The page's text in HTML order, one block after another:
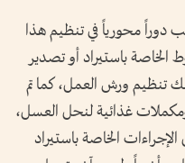
دوراً محورياً في تنظيم هذا
باستيراد أو تصدير
تنظيم ورش العمل، كما تم
غذائية لنحل العسل،
الخاصة باستيراد